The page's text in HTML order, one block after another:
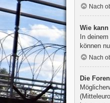
Nach
Wie
In
können
Nach
Die